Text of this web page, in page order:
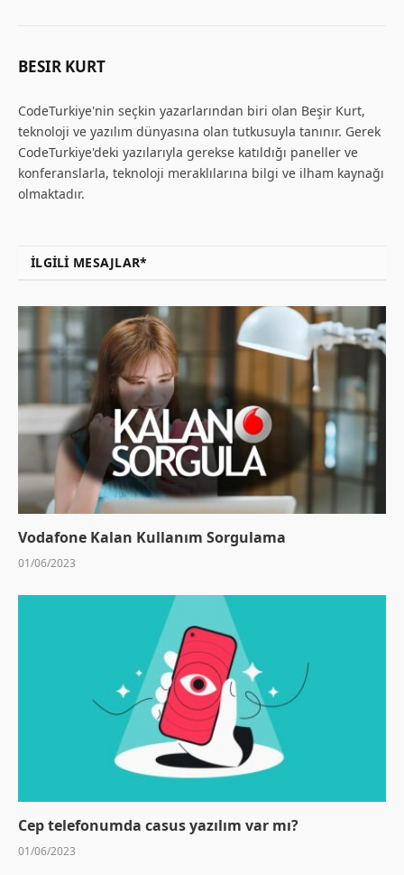
BESIR KURT
CodeTurkiye'nin seçkin yazarlarından biri olan Beşir Kurt,
teknoloji ve yazılım dünyasına olan tutkusuyla tanınır. Gerek
CodeTurkiye'deki yazılarıyla gerekse katıldığı paneller ve
konferanslarla, teknoloji meraklılarına bilgi ve ilham kaynağı
olmaktadır.
İLGILI MESAJLAR*
Vodafone Kalan Kullanım Sorgulama
01/06/2023
Cep telefonumda casus yazılım var mı?
01/06/2023